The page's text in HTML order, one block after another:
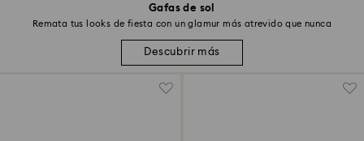
Gafas de sol
Remata tus looks de fiesta con un glamur más atrevido que nunca
Descubrir más